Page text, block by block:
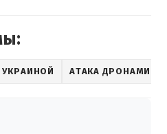
АТАКА ДРОНАМИ-